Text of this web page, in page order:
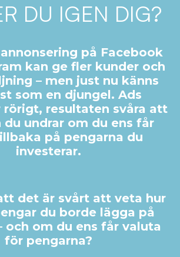
DU IGEN DIG?
på Facebook
kan ge fler kunder och
– men just nu känns
som en djungel. Ads
rörigt, resultaten svåra att
undrar om du ens får
på pengarna du
investerar.
det är svårt att veta hur
du borde lägga på
och om du ens får valuta
för pengarna?